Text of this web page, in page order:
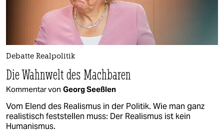
Debatte Realpolitik
Die Wahnwelt des Machbaren
Kommentar von Georg Seeßlen
Vom Elend des Realismus in der Politik. Wie man ganz
realistisch feststellen muss: Der Realismus ist kein
Humanismus.